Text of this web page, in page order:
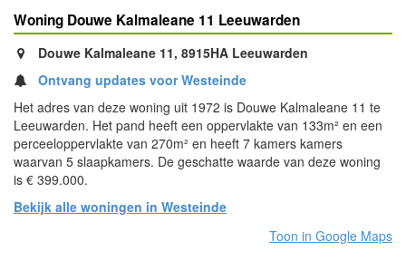
Woning Douwe Kalmaleane 11 Leeuwarden
Douwe Kalmaleane 11, 8915HA Leeuwarden
Ontvang updates voor Westeinde
Het adres van deze woning uit 1972 is Douwe Kalmaleane 11 te
Leeuwarden. Het pand heeft een oppervlakte van 133m² en een
perceeloppervlakte van 270m² en heeft 7 kamers kamers
waarvan 5 slaapkamers. De geschatte waarde van deze woning
is € 399.000.
Bekijk alle woningen in Westeinde
Toon in Google Maps